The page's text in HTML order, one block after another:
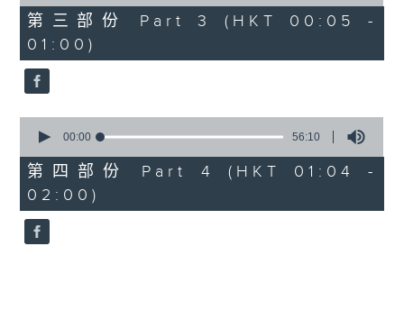
節目時間：0100-0200
節目名稱：越劇欣賞
節目主持：陳箋
「花為媒(二)」
由 周雅琴、楊文蔚、 朱祝芬、傅頌
英 主唱
55
minutes,
20
seconds
第三部份 Part 3 (HKT 00:05 -
01:00)
seconds
56
minutes,
10
seconds
00:00 56:10
第四部份 Part 4 (HKT 01:04 -
02:00)